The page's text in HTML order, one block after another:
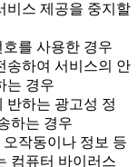
비스 제공을 중지할
를 사용한 경우
송하여 서비스의 안
는 경우
반하는 광고성 정
하는 경우
작동이나 정보 등
컴퓨터 바이러스